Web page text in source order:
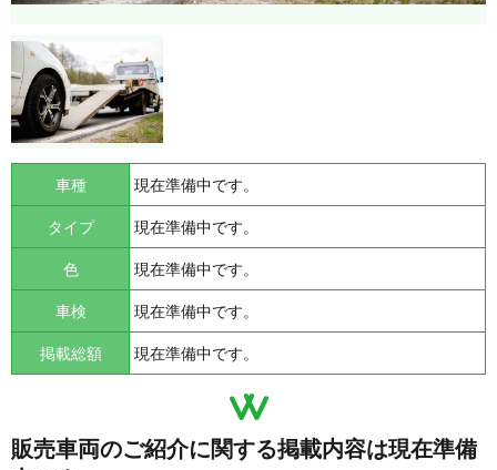
車種 現在準備中です。
タイプ 現在準備中です。
色 現在準備中です。
車検 現在準備中です。
掲載総額 現在準備中です。
販売車両のご紹介に関する掲載内容は現在準備